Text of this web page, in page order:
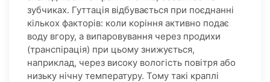
зубчиках. Гуттація відбувається при поєднанні
кількох факторів: коли коріння активно подає
воду вгору, а випаровування через продихи
(транспірація) при цьому знижується,
наприклад, через високу вологість повітря або
низьку нічну температуру. Тому такі краплі